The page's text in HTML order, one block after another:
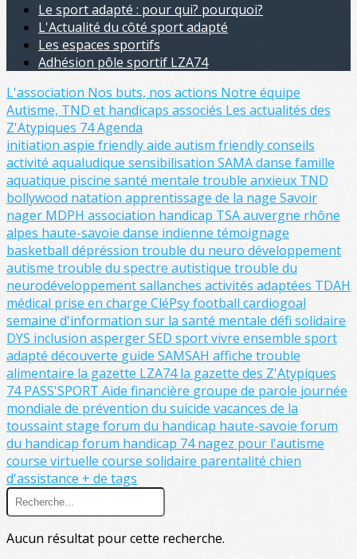
Le sport adapté : pour qui? pourquoi?
L'Actualité du côté sport adapté
Les espaces sportifs
Adhésion pôle sportif LZA74
L'association Nos buts, nos actions Notre équipe
Autisme, TND et handicaps associés Les actualités des
Z'Atypiques 74Agenda
initiation aspie friendlyaide autism friendlyconseils
activité aqualudique sensibilisation SAMAdanse famille
aquatique piscine santé mentale trouble anxieux TND
bollywood natation apprentissage de la nage Savoir
nager MDPH association handicap TSAauvergne rhône
alpes haute-savoie danse indienne témoignage
basketball dépréssiontrouble du neuro développement
autisme trouble du spectre autistique trouble du
neurodéveloppementsallanches activités adaptées TDAH
médical prise en charge CléPsyfootball cardiogoal
semaine d'information sur la santé mentale défi solidaire
DYS inclusion aspergerSED sportvivre ensemble sport
adapté découverte guide SAMSAH affichetrouble
alimentaire la gazette LZA74la gazette des Z'Atypiques
74PASS'SPORT Aide financière groupe de parole journée
mondiale de prévention du suicide vacances de la
toussaintstage forum du handicap haute-savoie forum
du handicap forum handicap 74nagez pour l'autisme
course virtuelle course solidaire parentalité chien
d'assistance + de tags
Aucun résultat pour cette recherche.